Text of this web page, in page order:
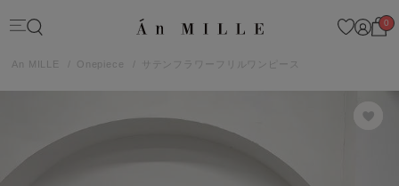
0
An MILLE Onepiece サテンフラワーフリルワンピース